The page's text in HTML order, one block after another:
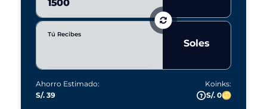
Tú Recibes
Soles
Ahorro Estimado:
S/. 39
Koinks:
S/. 0